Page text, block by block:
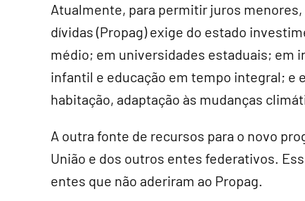
Atualmente, para permitir juros
dívidas (Propag) exige do estado
médio; em universidades estaduais; em
infantil e educação em tempo integral; e
habitação, adaptação às mudanças
A outra fonte de recursos para o novo
União e dos outros entes federativos.
entes que não aderiram ao Propag.